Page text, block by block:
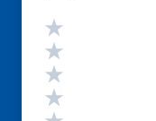
Valutazione